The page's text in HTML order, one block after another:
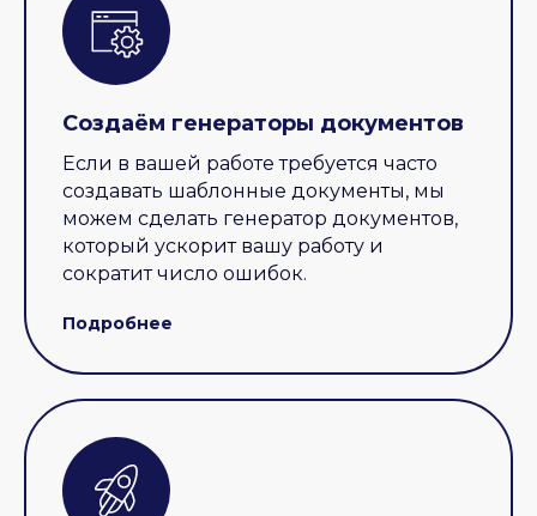
Создаём генераторы документов
Если в вашей работе требуется часто
создавать шаблонные документы, мы
можем сделать генератор документов,
который ускорит вашу работу и
сократит число ошибок.
Подробнее